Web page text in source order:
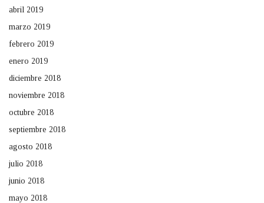
abril 2019
marzo 2019
febrero 2019
enero 2019
diciembre 2018
noviembre 2018
octubre 2018
septiembre 2018
agosto 2018
julio 2018
junio 2018
mayo 2018